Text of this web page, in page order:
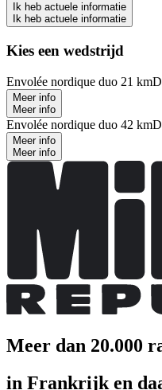
Ik heb actuele informatie
Ik heb actuele informatie
Kies een wedstrijd
Envolée nordique duo 21 km
Meer info
Meer info
Envolée nordique duo 42 km
Meer info
Meer info
Meer dan 20.000
in Frankrijk en